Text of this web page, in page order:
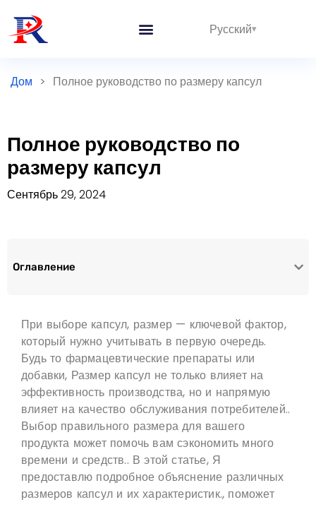
Русский
Дом > Полное руководство по размеру капсул
Полное руководство по
размеру капсул
Сентябрь 29, 2024
Оглавление
При выборе капсул, размер — ключевой фактор,
который нужно учитывать в первую очередь.
Будь то фармацевтические препараты или
добавки, Размер капсул не только влияет на
эффективность производства, но и напрямую
влияет на качество обслуживания потребителей..
Выбор правильного размера для вашего
продукта может помочь вам сэкономить много
времени и средств.. В этой статье, Я
предоставлю подробное объяснение различных
размеров капсул и их характеристик., поможет